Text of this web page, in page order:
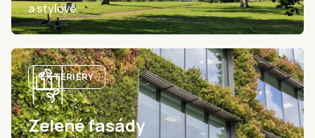
a stylově.
EXTERIÉRY
Zelené fasády